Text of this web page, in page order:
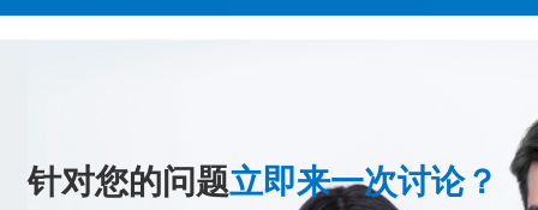
针对您的问题立即来一次讨论？